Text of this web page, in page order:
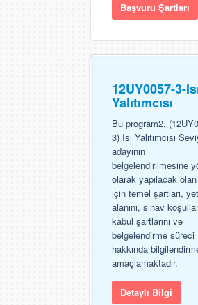
Başvuru Şartları
12UY0057-3-
Yalıtımcısı
Bu program2,
3) Isı Yalıtımcısı
adayının
belgelendirilmesine
olarak yapılacak
için temel şartları,
alanını, sınav
kabul şartlarını ve
belgelendirme süreci
hakkında
amaçlamaktadır.
Detaylı Bilgi